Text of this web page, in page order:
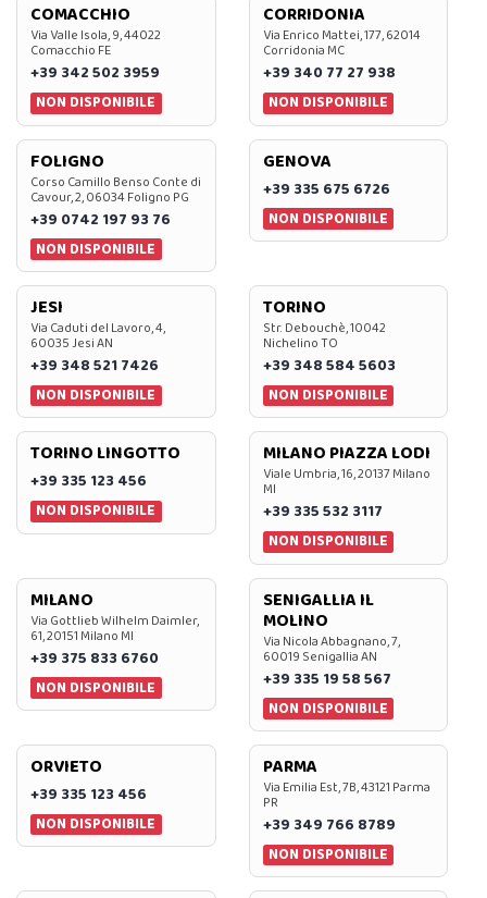
COMACCHIO
Via Valle Isola, 9, 44022
Comacchio FE
+39 342 502 3959
NON DISPONIBILE
CORRIDONIA
Via Enrico Mattei, 177, 62014
Corridonia MC
+39 340 77 27 938
NON DISPONIBILE
FOLIGNO
Corso Camillo Benso Conte di
Cavour, 2, 06034 Foligno PG
+39 0742 197 93 76
NON DISPONIBILE
GENOVA
+39 335 675 6726
NON DISPONIBILE
JESI
Via Caduti del Lavoro, 4,
60035 Jesi AN
+39 348 521 7426
NON DISPONIBILE
TORINO
Str. Debouchè, 10042
Nichelino TO
+39 348 584 5603
NON DISPONIBILE
TORINO LINGOTTO
+39 335 123 456
NON DISPONIBILE
MILANO PIAZZA LODI
Viale Umbria, 16, 20137 Milano
MI
+39 335 532 3117
NON DISPONIBILE
MILANO
Via Gottlieb Wilhelm Daimler,
61, 20151 Milano MI
+39 375 833 6760
NON DISPONIBILE
SENIGALLIA IL
MOLINO
Via Nicola Abbagnano, 7,
60019 Senigallia AN
+39 335 19 58 567
NON DISPONIBILE
ORVIETO
+39 335 123 456
NON DISPONIBILE
PARMA
Via Emilia Est, 7B, 43121 Parma
PR
+39 349 766 8789
NON DISPONIBILE